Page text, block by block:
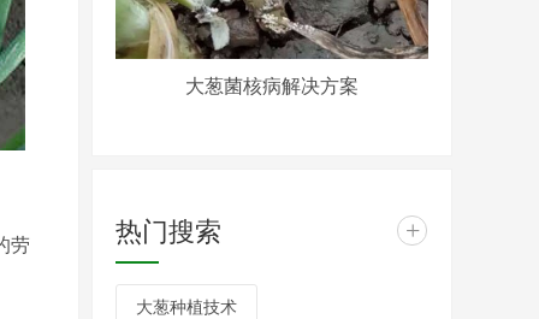
劳
大葱菌核病解决方案
热门搜索 +
大葱种植技术